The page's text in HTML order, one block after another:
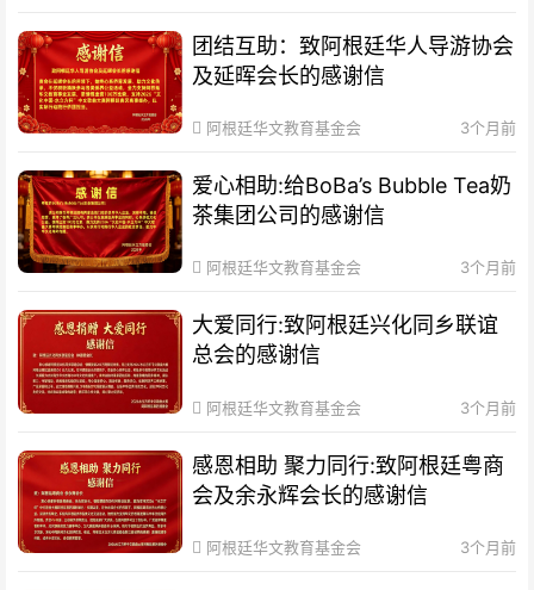
团结互助：致阿根廷华人导游协会
及延晖会长的感谢信
阿根廷华文教育基金会 3个月前
爱心相助:给BoBa’s Bubble Tea奶
茶集团公司的感谢信
阿根廷华文教育基金会 3个月前
大爱同行:致阿根廷兴化同乡联谊
总会的感谢信
阿根廷华文教育基金会 3个月前
感恩相助 聚力同行:致阿根廷粤商
会及余永辉会长的感谢信
阿根廷华文教育基金会 3个月前